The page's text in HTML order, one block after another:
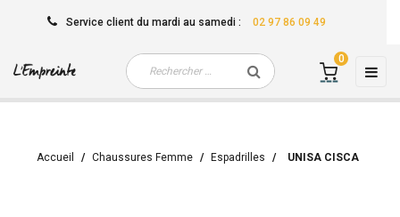
Service client du mardi au samedi : 02 97 86 09 49
☰
0
Accueil Chaussures Femme Espadrilles UNISA CISCA